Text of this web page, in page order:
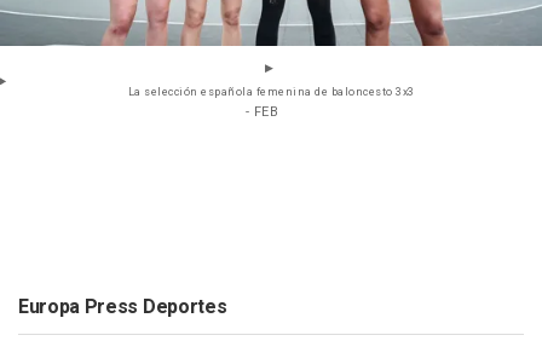
La selección española femenina de baloncesto 3x3
- FEB
Europa Press Deportes